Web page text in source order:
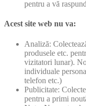
pentru a vă
Acest site web nu va:
Analiză:
produsele etc.
vizitatori lunar).
individuale
telefon etc.)
Publicitate:
pentru a primi